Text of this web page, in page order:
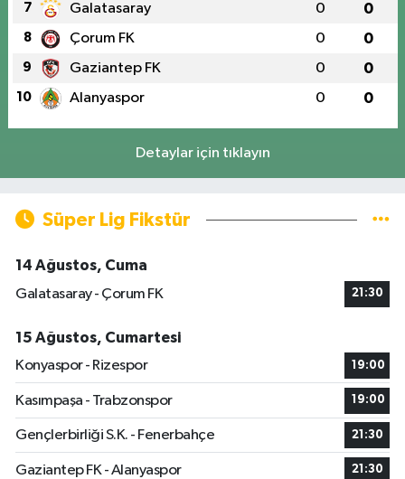
7 Galatasaray 0 0
8 Çorum FK 0 0
9 Gaziantep FK 0 0
10 Alanyaspor 0 0
Detaylar için tıklayın
Süper Lig Fikstür
14 Ağustos, Cuma
Galatasaray - Çorum FK
21:30
15 Ağustos, Cumartesi
Konyaspor - Rizespor
19:00
Kasımpaşa - Trabzonspor 19:00
Gençlerbirliği S.K. - Fenerbahçe 21:30
Gaziantep FK - Alanyaspor 21:30